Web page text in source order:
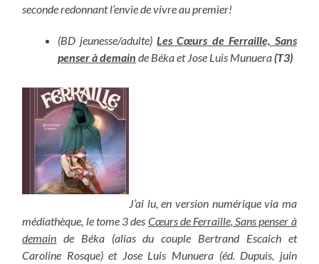
seconde redonnant l’envie de vivre au premier!
(BD jeunesse/adulte)Les Cœurs de Ferraille, Sans
penser à demain de Béka et Jose Luis Munuera(T3)
J’ai lu, en version numérique via ma
médiathèque, le tome 3des Cœurs de Ferraille, Sans penser à
demain de Béka (alias du couple Bertrand Escaich et
Caroline Rosque) et Jose Luis Munuera (éd. Dupuis, juin